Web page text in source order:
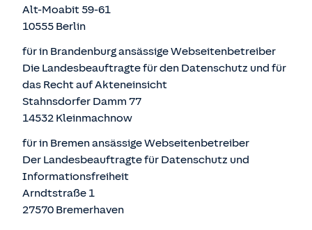
Alt-Moabit 59-61
10555 Berlin
für in Brandenburg ansässige Webseitenbetreiber
Die Landesbeauftragte für den Datenschutz und für
das Recht auf Akteneinsicht
Stahnsdorfer Damm 77
14532 Kleinmachnow
für in Bremen ansässige Webseitenbetreiber
Der Landesbeauftragte für Datenschutz und
Informationsfreiheit
Arndtstraße 1
27570 Bremerhaven